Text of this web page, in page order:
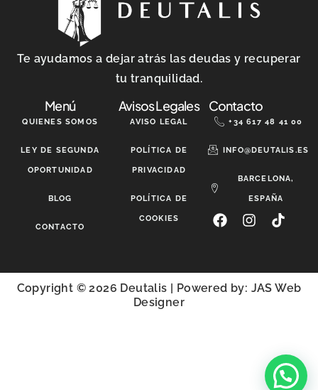
Te ayudamos a dejar atrás las deudas y recuperar
tu tranquilidad.
Menú
QUIENES SOMOS
LEY DE SEGUNDA
OPORTUNIDAD
BLOG
CONTACTO
Avisos Legales
AVISO LEGAL
POLÍTICA DE
PRIVACIDAD
POLÍTICA DE
COOKIES
Contacto
+34 617 48 41 00
INFO@DEUTALIS.ES
BARCELONA,
ESPAÑA
Copyright © 2026 Deutalis | Powered by: JAS Web
Designer